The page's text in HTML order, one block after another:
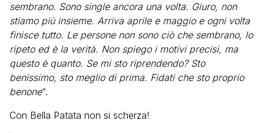
sembrano. Sono single ancora una volta. Giuro, non
stiamo più insieme. Arriva aprile e maggio e ogni volta
finisce tutto. Le persone non sono ciò che sembrano, lo
ripeto ed è la verità. Non spiego i motivi precisi, ma
questo è quanto. Se mi sto riprendendo? Sto
benissimo, sto meglio di prima. Fidati che sto proprio
benone“.
Con Bella Patata non si scherza!